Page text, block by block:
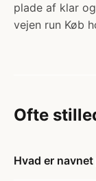
plade af klar
vejen run Køb
Ofte
Hvad er